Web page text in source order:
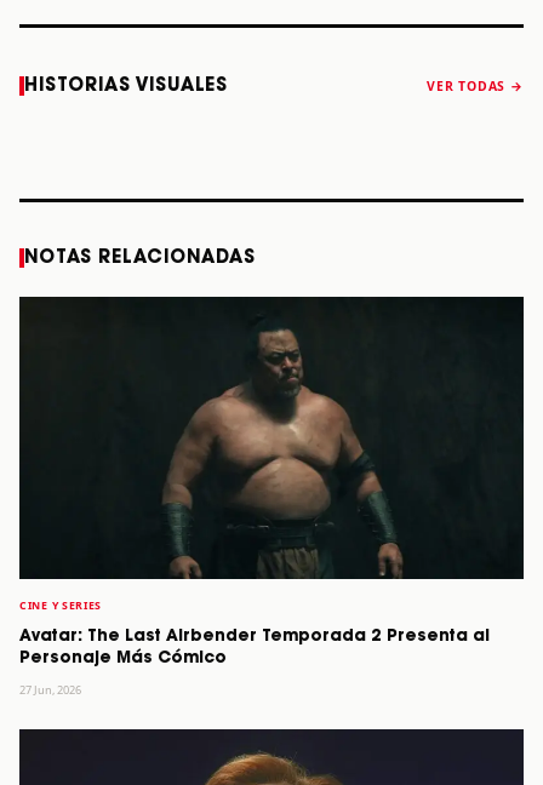
HISTORIAS VISUALES VER TODAS →
Caifanes regresa
a Monterrey el
Fallece Felipe
Staiti, guitarrista
anuncia “Reality
NOTAS RELACIONADAS
CINE Y SERIES
Avatar: The Last Airbender Temporada 2 Presenta al
Personaje Más Cómico
27 Jun, 2026